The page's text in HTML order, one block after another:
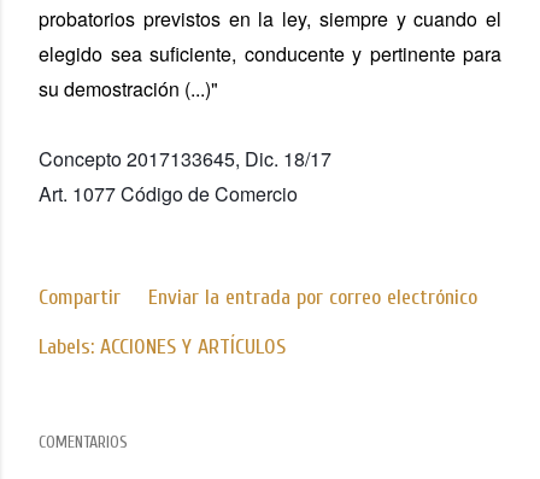
probatorios previstos en la ley, siempre y cuando el
elegido sea suficiente, conducente y pertinente para
su demostración (...)"
Concepto 2017133645, Dic. 18/17
Art. 1077 Código de Comercio
Compartir
Enviar la entrada por correo electrónico
Labels: ACCIONES Y ARTÍCULOS
COMENTARIOS